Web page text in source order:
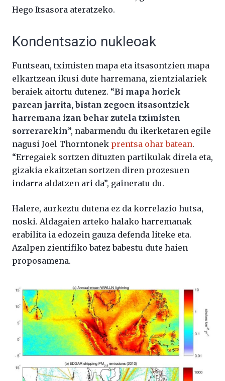
Hego Itsasora ateratzeko.
Kondentsazio nukleoak
Funtsean, tximisten mapa eta itsasontzien mapa
elkartzean ikusi dute harremana, zientzialariek
beraiek aitortu dutenez. “Bi mapa horiek
parean jarrita, bistan zegoen itsasontziek
harremana izan behar zutela tximisten
sorrerarekin”, nabarmendu du ikerketaren egile
nagusi Joel Thorntonek prentsa ohar batean.
“Erregaiek sortzen dituzten partikulak direla eta,
gizakia ekaitzetan sortzen diren prozesuen
indarra aldatzen ari da”, gaineratu du.
Halere, aurkeztu dutena ez da korrelazio hutsa,
noski. Aldagaien arteko halako harremanak
erabilita ia edozein gauza defenda liteke eta.
Azalpen zientifiko batez babestu dute haien
proposamena.